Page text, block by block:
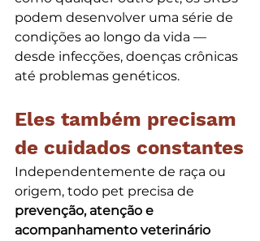
podem desenvolver uma série de
condições ao longo da vida —
desde infecções, doenças crônicas
até problemas genéticos.
Eles também precisam
de cuidados constantes
Independentemente de raça ou
origem, todo pet precisa de
prevenção, atenção e
acompanhamento veterinário